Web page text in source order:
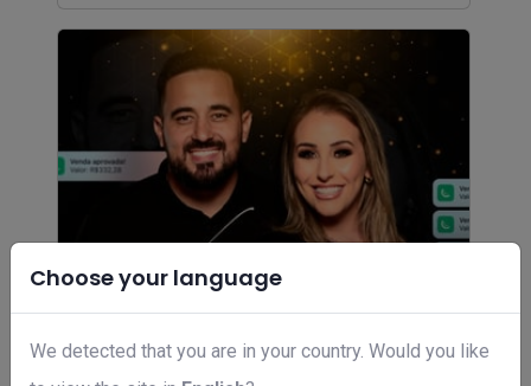
Choose your language
We detected that you are in your country. Would you like